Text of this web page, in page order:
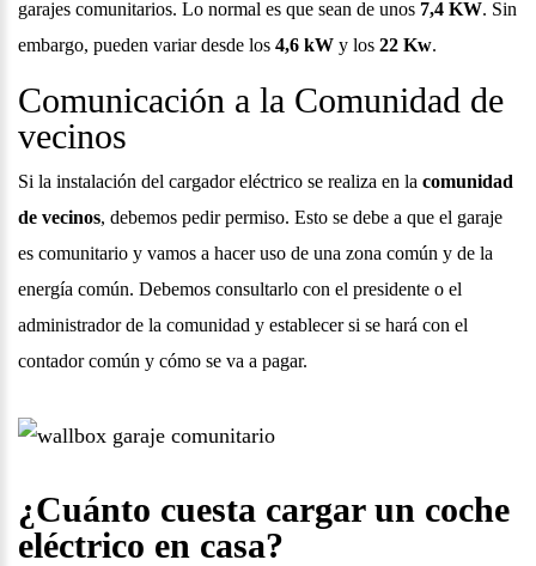
garajes comunitarios. Lo normal es que sean de unos 7,4 KW. Sin
embargo, pueden variar desde los 4,6 kW y los 22 Kw.
Comunicación a la Comunidad de
vecinos
Si la instalación del cargador eléctrico se realiza en la comunidad
de vecinos, debemos pedir permiso. Esto se debe a que el garaje
es comunitario y vamos a hacer uso de una zona común y de la
energía común. Debemos consultarlo con el presidente o el
administrador de la comunidad y establecer si se hará con el
contador común y cómo se va a pagar.
¿Cuánto cuesta cargar un coche
eléctrico en casa?